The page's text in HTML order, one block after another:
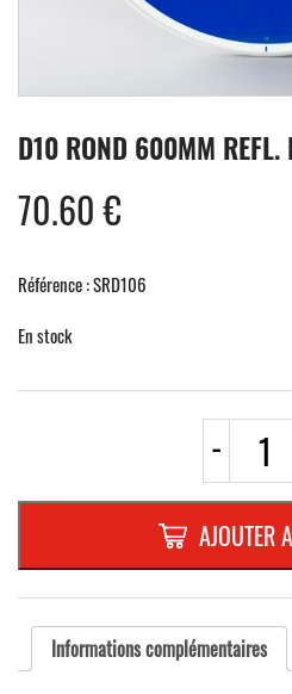
D10 ROND 600MM REFL.
70.60€
Référence : SRD106
En stock
- quantité
D10
ROND
600mm
REFL.
AJOUTER
Informations complémentaires